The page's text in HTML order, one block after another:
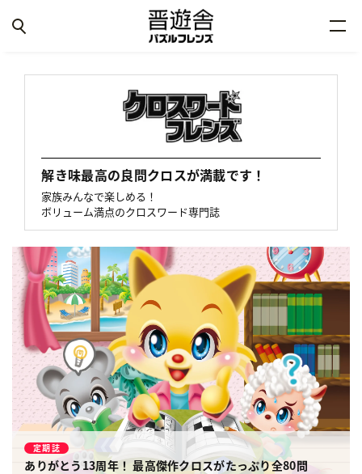
解き味最高の良問クロスが満載です！
家族みんなで楽しめる！
ボリューム満点のクロスワード専門誌
定期誌
ありがとう13周年！ 最高傑作クロスがたっぷり全80問